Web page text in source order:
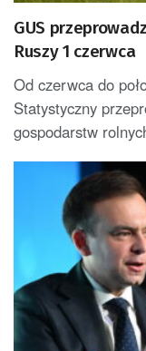
GUS
Ruszy 1 czerwca
Od czerwca do
Statystyczny
gospodarstw